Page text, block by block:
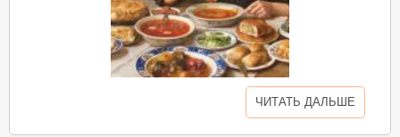
ЧИТАТЬ ДАЛЬШЕ